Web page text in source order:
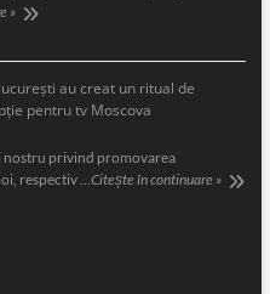
»
au creat un ritual de
pentru tv Moscova
nostru privind promovarea
respectiv … Citește în continuare »